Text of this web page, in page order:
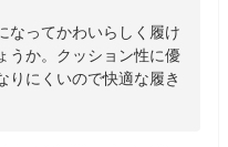
なってかわいらしく履け
うか。クッション性に優
りにくいので快適な履き